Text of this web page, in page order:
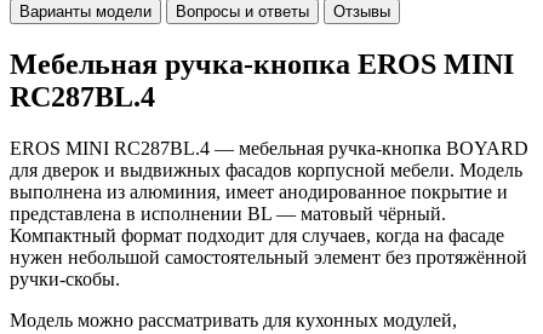
Варианты модели
Вопросы и ответы Отзывы
Мебельная ручка-кнопка EROS MINI
RC287BL.4
EROS MINI RC287BL.4 — мебельная ручка-кнопка BOYARD
для дверок и выдвижных фасадов корпусной мебели. Модель
выполнена из алюминия, имеет анодированное покрытие и
представлена в исполнении BL — матовый чёрный.
Компактный формат подходит для случаев, когда на фасаде
нужен небольшой самостоятельный элемент без протяжённой
ручки-скобы.
Модель можно рассматривать для кухонных модулей,